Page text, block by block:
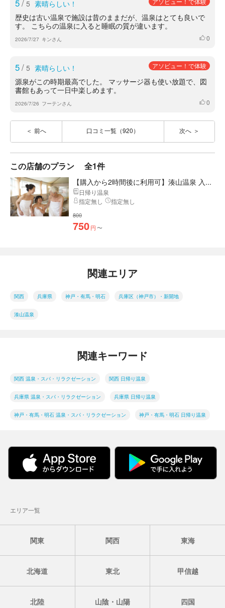
5/ 5 素晴らしい！
歴史は古い温泉で施設は昔のままだが、温泉はとても良いで
す。 こちらの温泉に入ると睡眠の質が違います。
2026/7/27 キンさん いいね
0
5/ 5 素晴らしい！ アソビュー！で体験
源泉がこの時期最高でした。 マッサージ器も使い放題で、図
書館もあって一日中楽しめます。
2026/7/26 フーテンさん いいね
0
前へ 口コミ一覧（920） 次へ
この店舗のプラン 全1件
【購入から2時間後に利用可】湊山温泉 入...
日帰り温泉
指定無し
指定無し
800
750円 〜
関連エリア
関西 兵庫県 神戸・有馬・明石 兵庫区（神戸市）・新開地
湊山温泉
関連キーワード
関西 温泉・スパ・リラクゼーション 関西 日帰り温泉
兵庫県 温泉・スパ・リラクゼーション 兵庫県 日帰り温泉
神戸・有馬・明石 温泉・スパ・リラクゼーション 神戸・有馬・明石 日帰り温泉
エリア一覧
関東 関西 東海
北海道 東北 甲信越
北陸 山陰・山陽 四国